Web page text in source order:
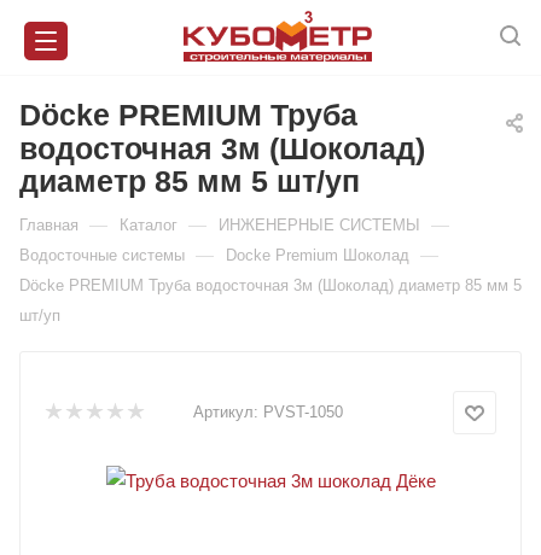
Döcke PREMIUM Труба
водосточная 3м (Шоколад)
диаметр 85 мм 5 шт/уп
Главная — Каталог — ИНЖЕНЕРНЫЕ СИСТЕМЫ —
Водосточные системы — Docke Premium Шоколад —
Döcke PREMIUM Труба водосточная 3м (Шоколад) диаметр 85 мм 5
шт/уп
Артикул: PVST-1050